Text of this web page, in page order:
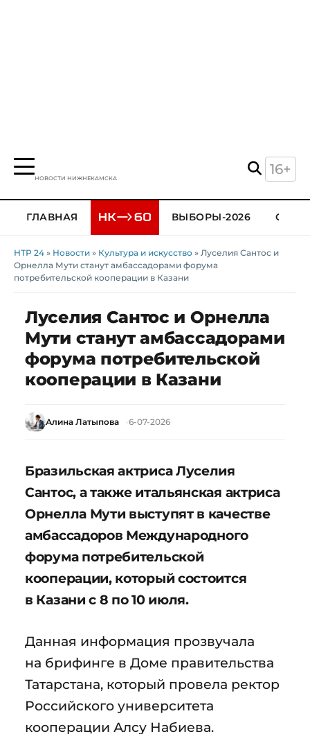
НОВОСТИ НИЖНЕКАМСКА
16+
ГЛАВНАЯ ВЫБОРЫ-2026
НТР 24 » Новости » Культура и искусство » Луселия Сантос и
Орнелла Мути станут амбассадорами форума
потребительской кооперации в Казани
Луселия Сантос и Орнелла
Мути станут амбассадорами
форума потребительской
кооперации в Казани
Алина Латыпова 6-07-2026
Бразильская актриса Луселия
Сантос, а также итальянская актриса
Орнелла Мути выступят в качестве
амбассадоров Международного
форума потребительской
кооперации, который состоится
в Казани с 8 по 10 июля.
Данная информация прозвучала
на брифинге в Доме правительства
Татарстана, который провела ректор
Российского университета
кооперации Алсу Набиева.